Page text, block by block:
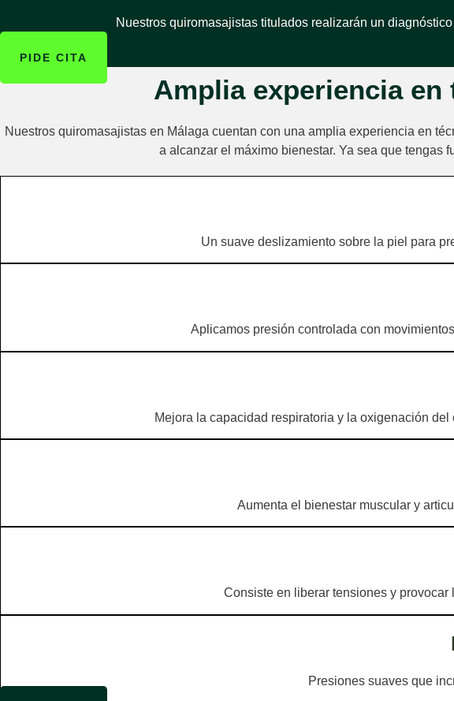
Nuestros quiromasajistas titulados realizarán un
PIDE CITA
Amplia experiencia en
Nuestros quiromasajistas en Málaga cuentan con una amplia experiencia en
a alcanzar el máximo bienestar. Ya sea que tengas
Un suave deslizamiento sobre la piel para
Aplicamos presión controlada con
Mejora la capacidad respiratoria y la oxigenación
Aumenta el bienestar muscular y
Consiste en liberar tensiones y
Presiones suaves que